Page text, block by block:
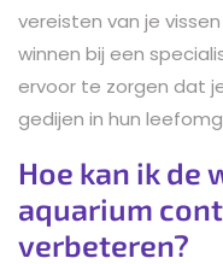
vereisten van je
winnen bij een
ervoor te zorgen dat
gedijen in hun
Hoe kan ik
aquarium
verbeteren?